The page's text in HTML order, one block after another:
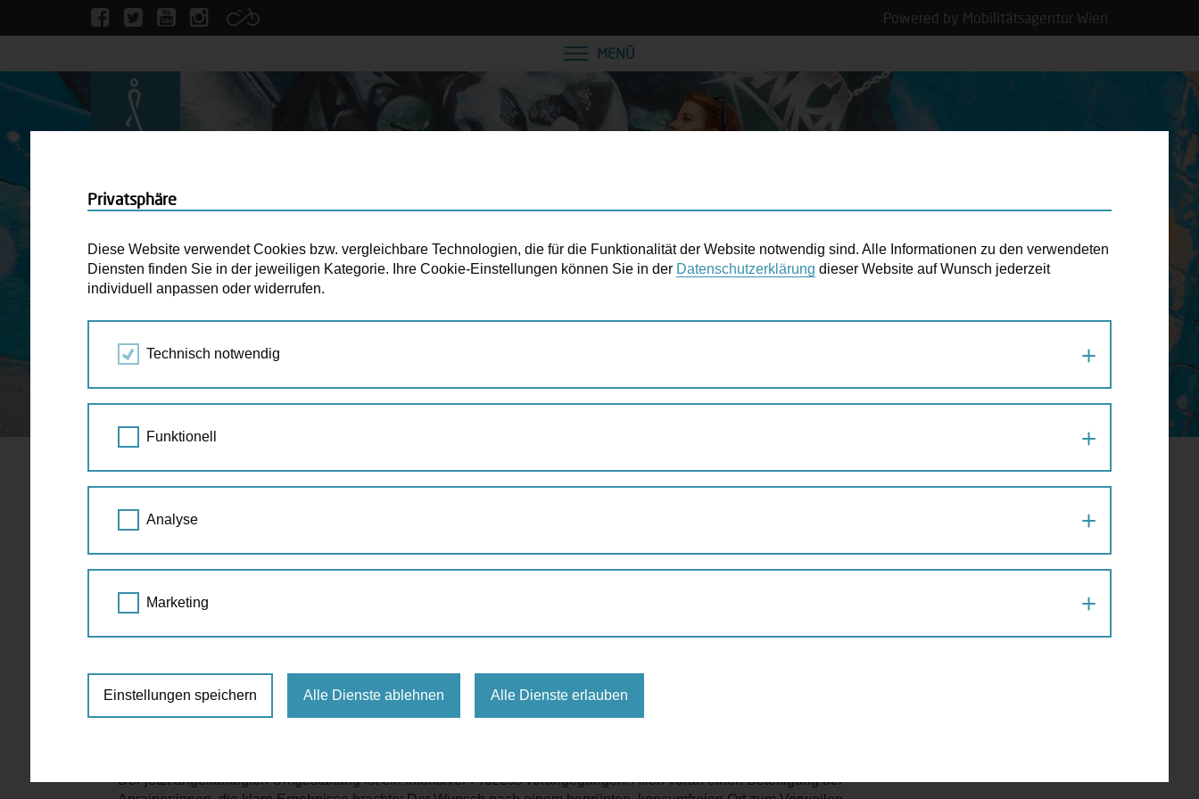
Powered by Mobilitätsagentur Wien
MENÜ
VEREINBAREN SIE EINEN TERMIN
STARTSEITE AKTUELLES NASCHMARKT-PARKPLATZ: ENTSCHEIDUNG GEFALLEN, BLÜHENDE GRÜNOASE KOMMT
Naschmarkt-Parkplatz: Entscheidung gefallen,
blühende Grünoase kommt
13.11.2023
Aufenthaltsort mit viel Begrünung und Kühlung. Es kommt zu keiner Verbauung der aktuellen Parkplatz-Fläche,
inklusive Erhalt des allseits beliebten Flohmarkts.
Der jetzt angekündigten Umgestaltung ist ein intensiver Prozess vorangegangen. Allen voran einen Beteiligung der
Privatsphäre
Diese Website verwendet Cookies bzw. vergleichbare Technologien, die für die Funktionalität der Website notwendig sind. Alle Informationen zu den verwendeten
Diensten finden Sie in der jeweiligen Kategorie. Ihre Cookie-Einstellungen können Sie in der Datenschutzerklärung dieser Website auf Wunsch jederzeit
individuell anpassen oder widerrufen.
Technisch notwendig
Funktionell
Analyse
Marketing
Einstellungen speichern Alle Dienste ablehnen Alle Dienste erlauben